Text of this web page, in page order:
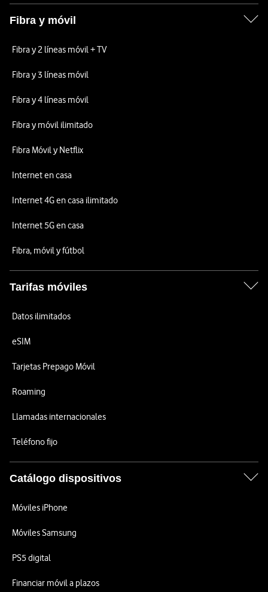
Fibra y móvil
Fibra y 2 líneas móvil + TV
Fibra y 3 líneas móvil
Fibra y 4 líneas móvil
Fibra y móvil ilimitado
Fibra Móvil y Netflix
Internet en casa
Internet 4G en casa ilimitado
Internet 5G en casa
Fibra, móvil y fútbol
Tarifas móviles
Datos ilimitados
eSIM
Tarjetas Prepago Móvil
Roaming
Llamadas internacionales
Teléfono fijo
Catálogo dispositivos
Móviles iPhone
Móviles Samsung
PS5 digital
Financiar móvil a plazos